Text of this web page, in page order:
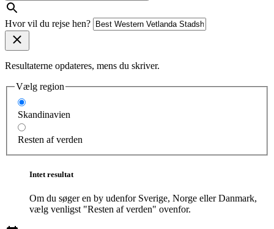
Hvor vil du rejse hen?
Resultaterne opdateres, mens du skriver.
Vælg region
Skandinavien
Resten af verden
Intet resultat
Om du søger en by udenfor Sverige, Norge eller Danmark,
vælg venligst "Resten af verden" ovenfor.